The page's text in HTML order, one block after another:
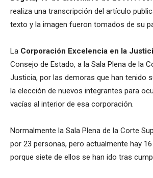
realiza una transcripción del artículo
texto y la imagen fueron tomados de su
La Corporación Excelencia en la
Consejo de Estado, a la Sala Plena de la
Justicia, por las demoras que han tenido
la elección de nuevos integrantes para
vacías al interior de esa corporación.
Normalmente la Sala Plena de la Corte
por 23 personas, pero actualmente hay
porque siete de ellos se han ido tras